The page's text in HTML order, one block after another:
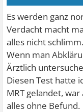
Es werden ganz
Verdacht macht
alles nicht schlimm.
Wenn man
Ärztlich
Diesen Test hatte
MRT gelandet,
alles ohne Befund.